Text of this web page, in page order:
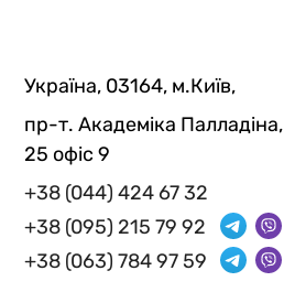
Україна, 03164, м.Київ,
пр-т. Академіка Палладіна,
25 офіс 9
+38 (044) 424 67 32
+38 (095) 215 79 92
+38 (063) 784 97 59